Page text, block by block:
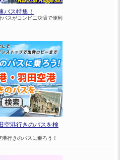
バス特集！
バスがコンビニ決済で便利
空港行きのバスを検
行きのバスに乗ろう！